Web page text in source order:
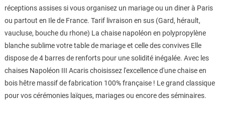
réceptions assises si vous organisez un mariage ou un diner à Paris
ou partout en Ile de France. Tarif livraison en sus (Gard, hérault,
vaucluse, bouche du rhone) La chaise napoléon en polypropylène
blanche sublime votre table de mariage et celle des convives Elle
dispose de 4 barres de renforts pour une solidité inégalée. Avec les
chaises Napoléon III Acaris choisissez l'excellence d'une chaise en
bois hêtre massif de fabrication 100% française ! Le grand classique
pour vos cérémonies laïques, mariages ou encore des séminaires.